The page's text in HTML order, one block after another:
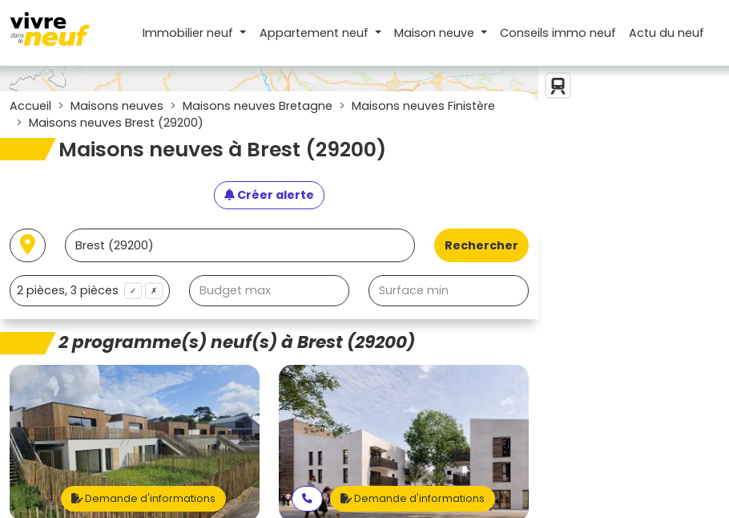
Immobilier neuf Appartement neuf Maison neuve Conseilsimmo neuf Actudu neuf
Accueil Maisons neuves Maisons neuves Bretagne
Maisons neuves Finistère
Maisons neuves Brest (29200)
Maisons neuves à Brest (29200)
Créer alerte
Rechercher
✓ ✗
2 programme(s) neuf(s) à Brest (29200)
Demande d'informations Demande d'informations